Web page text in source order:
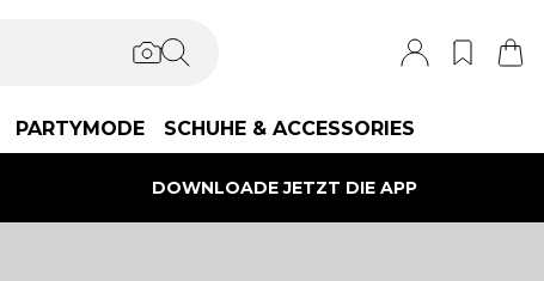
PARTYMODE SCHUHE & ACCESSORIES
DOWNLOADE JETZT DIE APP